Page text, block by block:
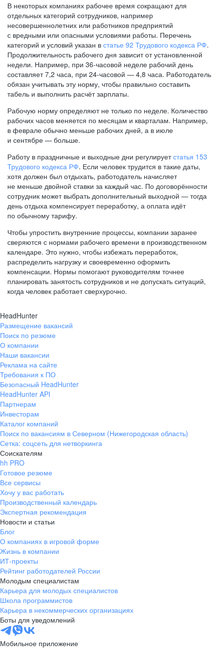
В некоторых компаниях рабочее время сокращают для
отдельных категорий сотрудников, например
несовершеннолетних или работников предприятий
с вредными или опасными условиями работы. Перечень
категорий и условий указан в статье 92 Трудового кодекса РФ.
Продолжительность рабочего дня зависит от установленной
недели. Например, при 36-часовой неделе рабочий день
составляет 7,2 часа, при 24-часовой — 4,8 часа. Работодатель
обязан учитывать эту норму, чтобы правильно составить
табель и выполнить расчёт зарплаты.
Рабочую норму определяют не только по неделе. Количество
рабочих часов меняется по месяцам и кварталам. Например,
в феврале обычно меньше рабочих дней, а в июле
и сентябре — больше.
Работу в праздничные и выходные дни регулируетстатья 153
Трудового кодекса РФ. Если человек трудится в такие даты,
хотя должен был отдыхать, работодатель начисляет
не меньше двойной ставки за каждый час. По договорённости
сотрудник может выбрать дополнительный выходной — тогда
день отдыха компенсирует переработку, а оплата идёт
по обычному тарифу.
Чтобы упростить внутренние процессы, компании заранее
сверяются с нормами рабочего времени в производственном
календаре. Это нужно, чтобы избежать переработок,
распределить нагрузку и своевременно оформить
компенсации. Нормы помогают руководителям точнее
планировать занятость сотрудников и не допускать ситуаций,
когда человек работает сверхурочно.
HeadHunter
Размещение вакансий
Поиск по резюме
О компании
Наши вакансии
Реклама на сайте
Требования к ПО
Безопасный HeadHunter
HeadHunter API
Партнерам
Инвесторам
Каталог компаний
Поиск по вакансиям в Северном (Нижегородская область)
Сетка: соцсеть для нетворкинга
Соискателям
hh PRO
Готовое резюме
Все сервисы
Хочу у вас работать
Производственный календарь
Экспертная рекомендация
Новости и статьи
Блог
О компаниях в игровой форме
Жизнь в компании
ИТ-проекты
Рейтинг работодателей России
Молодым специалистам
Карьера для молодых специалистов
Школа программистов
Карьера в некоммерческих организациях
Боты для уведомлений
Мобильное приложение